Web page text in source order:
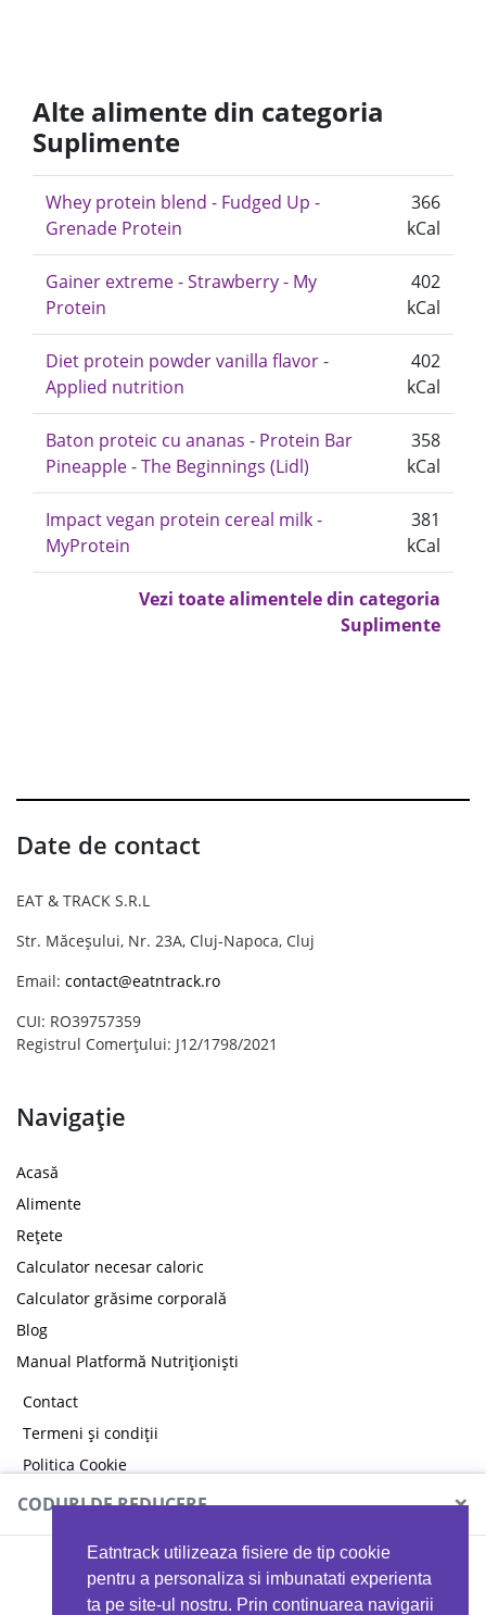
Eatntrack utilizeaza fisiere de tip cookie
pentru a personaliza si imbunatati experienta
ta pe site-ul nostru. Prin continuarea navigarii
Alte alimente din categoria
Suplimente
Whey protein blend - Fudged Up -
Grenade Protein
366
kCal
Gainer extreme - Strawberry - My
Protein
402
kCal
Diet protein powder vanilla flavor -
Applied nutrition
402
kCal
Baton proteic cu ananas - Protein Bar
Pineapple - The Beginnings (Lidl)
358
kCal
Impact vegan protein cereal milk -
MyProtein
381
kCal
Vezi toate alimentele din categoria
Suplimente
Date de contact
EAT & TRACK S.R.L
Str. Măceșului, Nr. 23A, Cluj-Napoca, Cluj
Email: contact@eatntrack.ro
CUI: RO39757359
Registrul Comerțului: J12/1798/2021
Navigație
Acasă
Alimente
Rețete
Calculator necesar caloric
Calculator grăsime corporală
Blog
Manual Platformă Nutriționiști
Contact
Termeni și condiții
Politica Cookie
Politica de confidențialitate
CODURI DE REDUCERE ×
MYPROTEIN